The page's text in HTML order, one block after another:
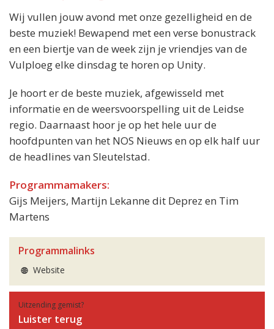
Wij vullen jouw avond met onze gezelligheid en de
beste muziek! Bewapend met een verse bonustrack
en een biertje van de week zijn je vriendjes van de
Vulploeg elke dinsdag te horen op Unity.
Je hoort er de beste muziek, afgewisseld met
informatie en de weersvoorspelling uit de Leidse
regio. Daarnaast hoor je op het hele uur de
hoofdpunten van het NOS Nieuws en op elk half uur
de headlines van Sleutelstad.
Programmamakers:
Gijs Meijers, Martijn Lekanne dit Deprez en Tim
Martens
Programmalinks
Website
Uitzending gemist?
Luister terug